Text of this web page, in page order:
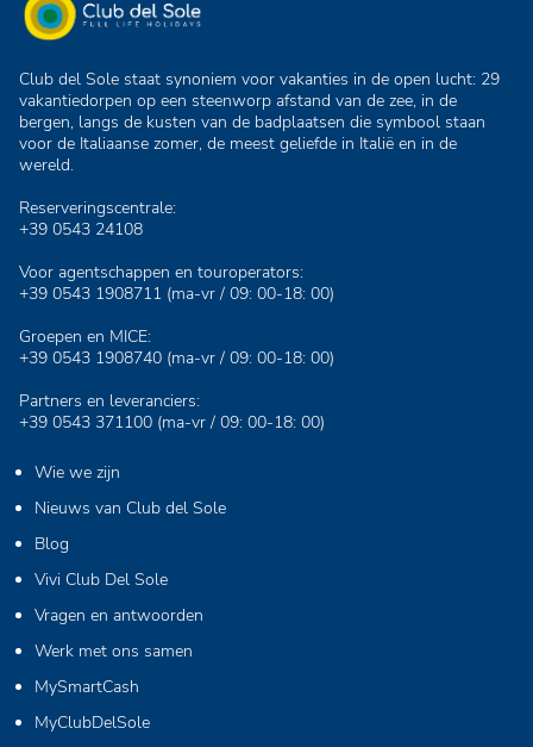
Club del Sole staat synoniem voor vakanties in de open lucht: 29
vakantiedorpen op een steenworp afstand van de zee, in de
bergen, langs de kusten van de badplaatsen die symbool staan
voor de Italiaanse zomer, de meest geliefde in Italië en in de
wereld.
Reserveringscentrale:
+39 0543 24108
Voor agentschappen en touroperators:
+39 0543 1908711 (ma-vr / 09: 00-18: 00)
Groepen en MICE:
+39 0543 1908740 (ma-vr / 09: 00-18: 00)
Partners en leveranciers:
+39 0543 371100 (ma-vr / 09: 00-18: 00)
Wie we zijn
Nieuws van Club del Sole
Blog
Vivi Club Del Sole
Vragen en antwoorden
Werk met ons samen
MySmartCash
MyClubDelSole